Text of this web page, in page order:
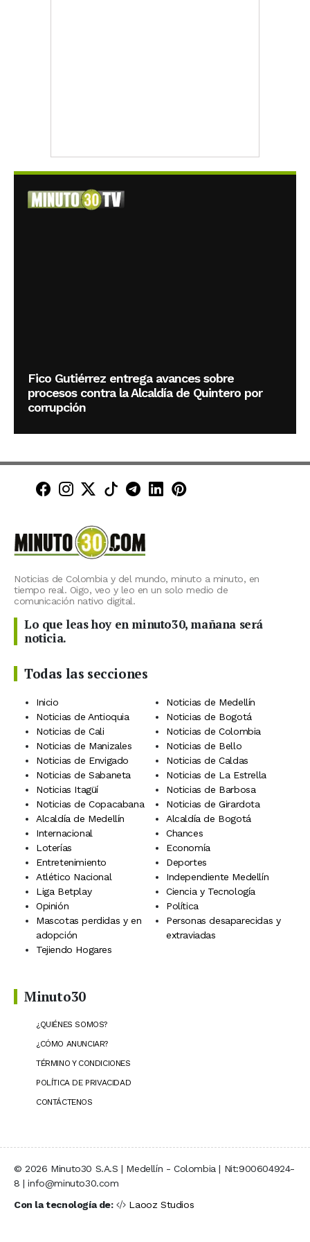
Fico Gutiérrez entrega avances sobre
procesos contra la Alcaldía de Quintero por
corrupción
Minuto30 en Facebook
Minuto30 en Instagram
Minuto30 en X (Twitter)
Minuto30 en TikTok
Canal de Minuto30 en
Minuto30 en LinkedIn
Minuto30 en
Noticias de Colombia y del mundo, minuto a minuto, en
tiempo real. Oigo, veo y leo en un solo medio de
comunicación nativo digital.
Lo que leas hoy en minuto30, mañana será
noticia.
Todas las secciones
Inicio
Noticias de Medellín
Noticias de Antioquia
Noticias de Bogotá
Noticias de Cali
Noticias de Colombia
Noticias de Manizales
Noticias de Bello
Noticias de Envigado
Noticias de Caldas
Noticias de Sabaneta
Noticias de La Estrella
Noticias Itagüí
Noticias de Barbosa
Noticias de Copacabana
Noticias de Girardota
Alcaldía de Medellín
Alcaldía de Bogotá
Internacional
Chances
Loterías
Economía
Entretenimiento
Deportes
Atlético Nacional
Independiente Medellín
Liga Betplay
Ciencia y Tecnología
Opinión
Política
Mascotas perdidas y en
adopción
Personas desaparecidas y
extraviadas
Tejiendo Hogares
Minuto30
¿QUIÉNES SOMOS?
¿CÓMO ANUNCIAR?
TÉRMINO Y CONDICIONES
POLÍTICA DE PRIVACIDAD
CONTÁCTENOS
© 2026 Minuto30 S.A.S | Medellín - Colombia | Nit:900604924-
8 | info@minuto30.com
Con la tecnología de:
Laooz Studios